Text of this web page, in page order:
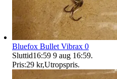
Bluefox Bullet Vibrax 0
Sluttid16:59 9 aug 16:59.
Pris:29 kr,Utropspris.